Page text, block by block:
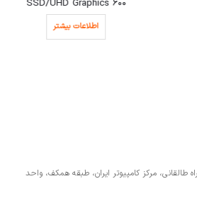
SSD/UHD Graphics 600
اطلاعات بیشتر
طالقانی، مرکز کامپیوتر ایران، طبقه همکف، واحد